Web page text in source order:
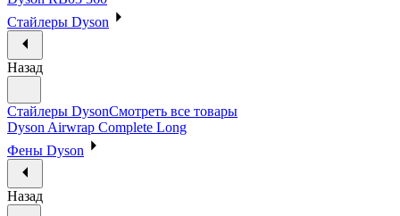
Стайлеры Dyson
Назад
Стайлеры DysonСмотреть все товары
Dyson Airwrap Complete Long
Фены Dyson
Назад